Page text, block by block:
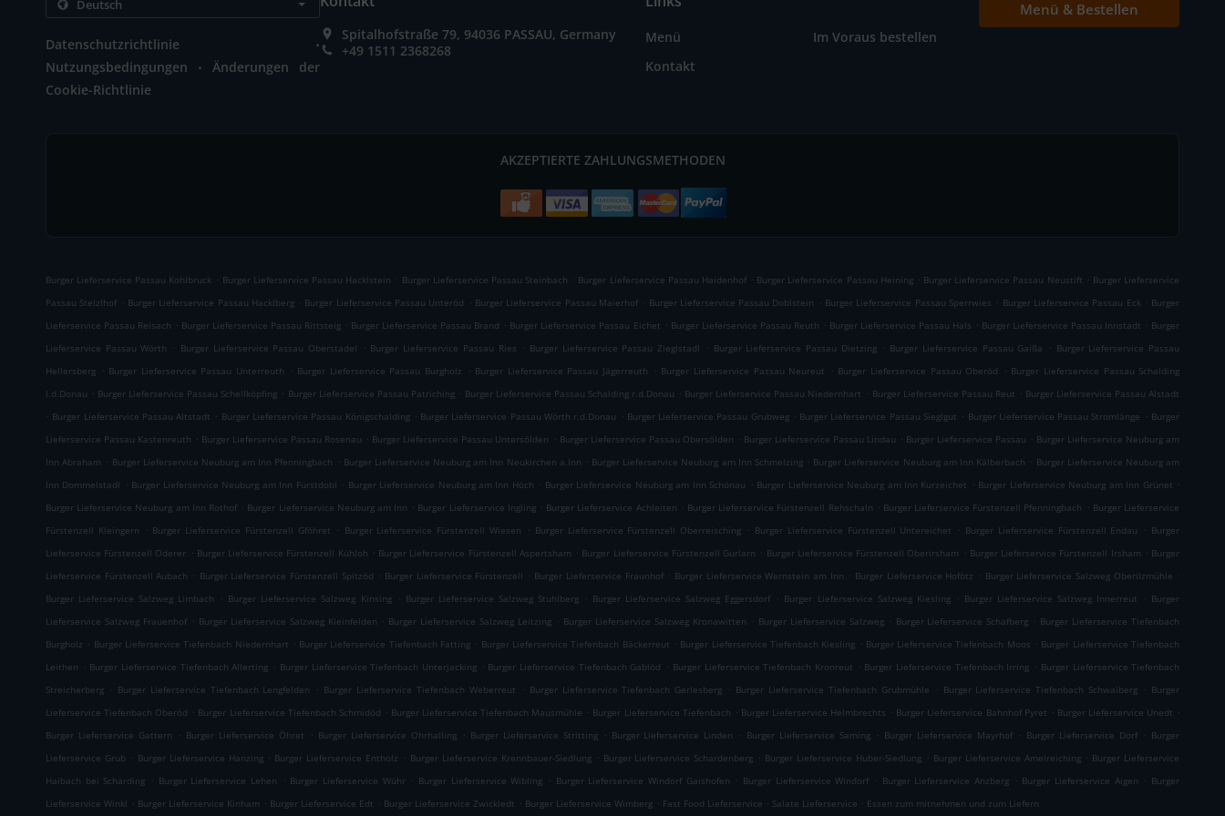
Datenschutzrichtlinie .
Nutzungsbedingungen .
Änderungen der
Cookie-Richtlinie
Spitalhofstraße 79, 94036 PASSAU, Germany
+49 1511 2368268
Menü
Im Voraus bestellen
Kontakt
Menü & Bestellen
AKZEPTIERTE ZAHLUNGSMETHODEN
Burger Lieferservice Passau Kohlbruck . Burger Lieferservice Passau Hacklstein . Burger Lieferservice Passau Steinbach . Burger Lieferservice Passau Haidenhof . Burger Lieferservice Passau Heining . Burger Lieferservice Passau Neustift . Burger Lieferservice
Passau Stelzlhof . Burger Lieferservice Passau Hacklberg . Burger Lieferservice Passau Unteröd . Burger Lieferservice Passau Maierhof . Burger Lieferservice Passau Doblstein . Burger Lieferservice Passau Sperrwies . Burger Lieferservice Passau Eck . Burger
Lieferservice Passau Reisach . Burger Lieferservice Passau Rittsteig . Burger Lieferservice Passau Brand . Burger Lieferservice Passau Eichet . Burger Lieferservice Passau Reuth . Burger Lieferservice Passau Hals . Burger Lieferservice Passau Innstadt . Burger
Lieferservice Passau Wörth
. Burger Lieferservice Passau Oberstadel . Burger Lieferservice Passau Ries . Burger Lieferservice Passau Zieglstadl . Burger Lieferservice Passau Dietzing . Burger Lieferservice Passau Gaißa . Burger Lieferservice Passau
Hellersberg . Burger Lieferservice Passau Unterreuth . Burger Lieferservice Passau Burgholz . Burger Lieferservice Passau Jägerreuth . Burger Lieferservice Passau Neureut . Burger Lieferservice Passau Oberöd . Burger Lieferservice Passau Schalding
l.d.Donau . Burger Lieferservice Passau Schellköpfing . Burger Lieferservice Passau Patriching . Burger Lieferservice Passau Schalding r.d.Donau . Burger Lieferservice Passau Niedernhart . Burger Lieferservice Passau Reut . Burger Lieferservice Passau Alstadt
. Burger Lieferservice Passau Altstadt . Burger Lieferservice Passau Königschalding . Burger Lieferservice Passau Wörth r.d.Donau . Burger Lieferservice Passau Grubweg . Burger Lieferservice Passau Sieglgut . Burger Lieferservice Passau Stromlänge . Burger
Lieferservice Passau Kastenreuth . Burger Lieferservice Passau Rosenau . Burger Lieferservice Passau Untersölden . Burger Lieferservice Passau Obersölden . Burger Lieferservice Passau Lindau . Burger Lieferservice Passau . Burger Lieferservice Neuburg am
Inn Abraham . Burger Lieferservice Neuburg am Inn Pfenningbach . Burger Lieferservice Neuburg am Inn Neukirchen a.Inn . Burger Lieferservice Neuburg am Inn Schmelzing . Burger Lieferservice Neuburg am Inn Kälberbach . Burger Lieferservice Neuburg am
Inn Dommelstadl . Burger Lieferservice Neuburg am Inn Fürstdobl . Burger Lieferservice Neuburg am Inn Höch . Burger Lieferservice Neuburg am Inn Schönau . Burger Lieferservice Neuburg am Inn Kurzeichet . Burger Lieferservice Neuburg am Inn Grünet .
Burger Lieferservice Neuburg am Inn Rothof . Burger Lieferservice Neuburg am Inn . Burger Lieferservice Ingling . Burger Lieferservice Achleiten . Burger Lieferservice Fürstenzell Rehschaln . Burger Lieferservice Fürstenzell Pfenningbach . Burger Lieferservice
Fürstenzell Kleingern
. Burger Lieferservice Fürstenzell Gföhret . Burger Lieferservice Fürstenzell Wiesen . Burger Lieferservice Fürstenzell Oberreisching . Burger Lieferservice Fürstenzell Untereichet . Burger Lieferservice Fürstenzell Endau . Burger
Lieferservice Fürstenzell Oderer . Burger Lieferservice Fürstenzell Kühloh . Burger Lieferservice Fürstenzell Aspertsham . Burger Lieferservice Fürstenzell Gurlarn . Burger Lieferservice Fürstenzell Oberirsham . Burger Lieferservice Fürstenzell Irsham . Burger
Lieferservice Fürstenzell Aubach . Burger Lieferservice Fürstenzell Spitzöd . Burger Lieferservice Fürstenzell . Burger Lieferservice Fraunhof . Burger Lieferservice Wernstein am Inn . Burger Lieferservice Hofötz . Burger Lieferservice Salzweg Oberilzmühle .
Burger Lieferservice Salzweg Limbach
. Burger Lieferservice Salzweg Kinsing . Burger Lieferservice Salzweg Stuhlberg . Burger Lieferservice Salzweg Eggersdorf . Burger Lieferservice Salzweg Kiesling . Burger Lieferservice Salzweg Innerreut . Burger
Lieferservice Salzweg Frauenhof . Burger Lieferservice Salzweg Kleinfelden . Burger Lieferservice Salzweg Leitzing . Burger Lieferservice Salzweg Kronawitten . Burger Lieferservice Salzweg . Burger Lieferservice Schafberg . Burger Lieferservice Tiefenbach
Burgholz . Burger Lieferservice Tiefenbach Niedernhart . Burger Lieferservice Tiefenbach Fatting . Burger Lieferservice Tiefenbach Bäckerreut . Burger Lieferservice Tiefenbach Kiesling . Burger Lieferservice Tiefenbach Moos . Burger Lieferservice Tiefenbach
Leithen . Burger Lieferservice Tiefenbach Allerting . Burger Lieferservice Tiefenbach Unterjacking . Burger Lieferservice Tiefenbach Gablöd . Burger Lieferservice Tiefenbach Kronreut . Burger Lieferservice Tiefenbach Irring . Burger Lieferservice Tiefenbach
Streicherberg . Burger Lieferservice Tiefenbach Lengfelden . Burger Lieferservice Tiefenbach Weberreut . Burger Lieferservice Tiefenbach Gerlesberg . Burger Lieferservice Tiefenbach Grubmühle . Burger Lieferservice Tiefenbach Schwaiberg . Burger
Lieferservice Tiefenbach Oberöd . Burger Lieferservice Tiefenbach Schmidöd . Burger Lieferservice Tiefenbach Mausmühle . Burger Lieferservice Tiefenbach . Burger Lieferservice Helmbrechts . Burger Lieferservice Bahnhof Pyret . Burger Lieferservice Unedt .
Burger Lieferservice Gattern
. Burger Lieferservice Öhret . Burger Lieferservice Ohrhalling . Burger Lieferservice Stritting . Burger Lieferservice Linden . Burger Lieferservice Saming . Burger Lieferservice Mayrhof . Burger Lieferservice Dorf . Burger
Lieferservice Grub . Burger Lieferservice Hanzing . Burger Lieferservice Entholz . Burger Lieferservice Krennbauer-Siedlung . Burger Lieferservice Schardenberg . Burger Lieferservice Huber-Siedlung . Burger Lieferservice Amelreiching . Burger Lieferservice
Haibach bei Schärding . Burger Lieferservice Lehen . Burger Lieferservice Wühr . Burger Lieferservice Wibling . Burger Lieferservice Windorf Gaishofen . Burger Lieferservice Windorf . Burger Lieferservice Anzberg . Burger Lieferservice Aigen . Burger
Lieferservice Winkl . Burger Lieferservice Kinham . Burger Lieferservice Edt . Burger Lieferservice Zwickledt . Burger Lieferservice Wimberg . Fast Food Lieferservice . Salate Lieferservice . Essen zum mitnehmen und zum Liefern